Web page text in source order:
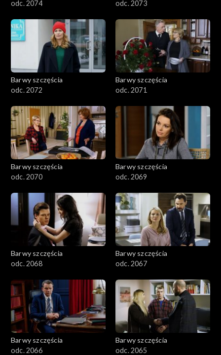
odc. 2074 odc. 2073
Barwy szczęścia
odc. 2072
Barwy szczęścia
odc. 2071
Barwy szczęścia
odc. 2070
Barwy szczęścia
odc. 2069
Barwy szczęścia
odc. 2068
Barwy szczęścia
odc. 2067
Barwy szczęścia
odc. 2066
Barwy szczęścia
odc. 2065